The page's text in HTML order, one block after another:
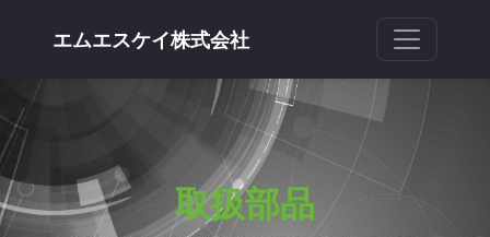
エムエスケイ株式会社
取扱部品